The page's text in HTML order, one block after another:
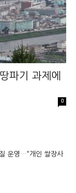
파기 과제에
0
운영…“개인 쌀장사